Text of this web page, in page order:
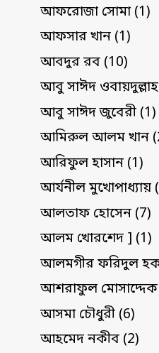
আফরোজা সোমা (1)
আফসার খান (1)
আবদুর রব (10)
আবু সাঈদ
আবু সাঈদ জুবেরী (1)
আমিরুল আলম খান
আরিফুল হাসান (1)
আর্যনীল মুখোপাধ্যায়
আলতাফ হোসেন (7)
আলম খোরশেদ ] (1)
আলমগীর ফরিদুল
আশরাফুল মোসাদ্দেক
আসমা চৌধুরী (6)
আহমেদ নকীব (2)